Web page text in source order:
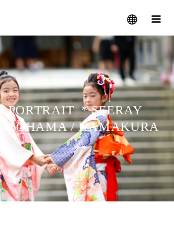
メニュー
PORTRAIT ＊SEERAY
/ KAMAKURA